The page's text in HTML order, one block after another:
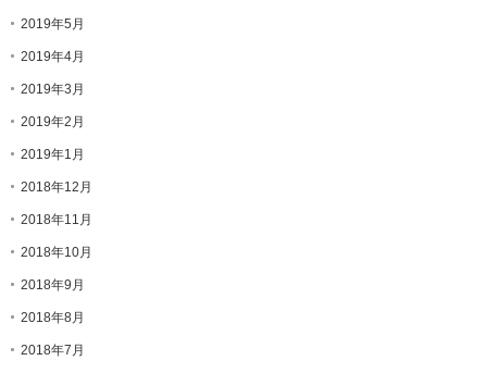
2019年5月
2019年4月
2019年3月
2019年2月
2019年1月
2018年12月
2018年11月
2018年10月
2018年9月
2018年8月
2018年7月